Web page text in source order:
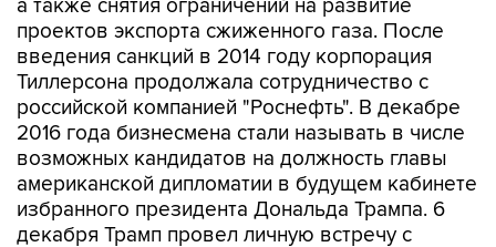
введения санкций в 2014 году корпорация
Тиллерсона продолжала сотрудничество с
российской компанией "Роснефть". В декабре
2016 года бизнесмена стали называть в числе
возможных кандидатов на должность главы
американской дипломатии в будущем кабинете
избранного президента Дональда Трампа. 6
декабря Трамп провел личную встречу с
Тиллерсоном в нью-йоркской Трамп Тауэр.